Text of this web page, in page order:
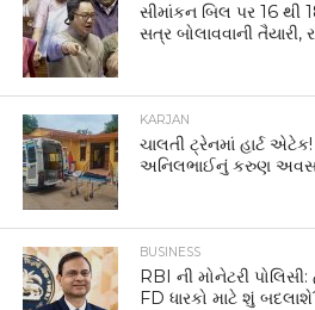
સીમાંકન બિલ પર 16
સત્ર બોલાવવાની તૈયારી,
KARJAN
ચાલતી ટ્રેનમાં હાર્ટ
અનિલભાઈનું કરુણ
BUSINESS
RBI ની મોનેટરી
FD ધારકો માટે શું